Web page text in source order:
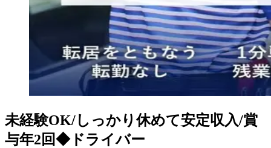
未経験OK/しっかり休めて安定収入/賞
与年2回◆ドライバー